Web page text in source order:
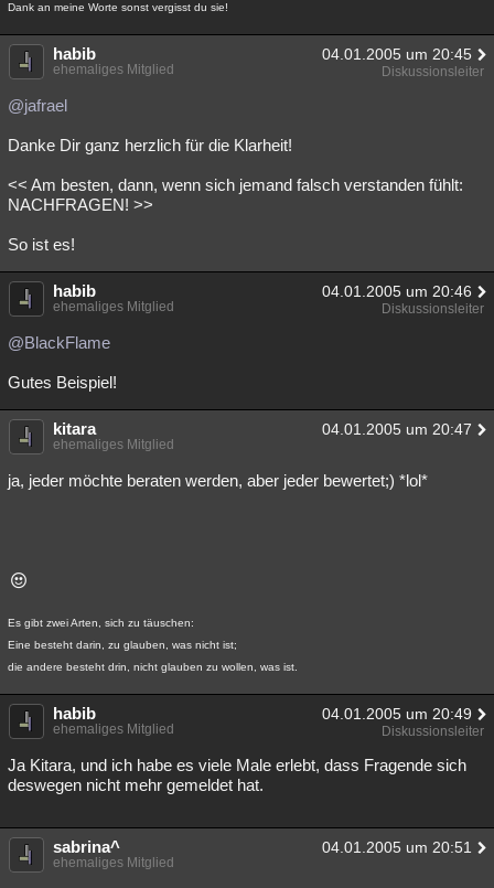
Dank an meine Worte sonst vergisst du sie!
habib 04.01.2005 um 20:45
ehemaliges Mitglied Diskussionsleiter
@jafrael
Danke Dir ganz herzlich für die Klarheit!
<< Am besten, dann, wenn sich jemand falsch verstanden fühlt:
NACHFRAGEN! >>
So ist es!
habib 04.01.2005 um 20:46
ehemaliges Mitglied Diskussionsleiter
@BlackFlame
Gutes Beispiel!
kitara 04.01.2005 um 20:47
ehemaliges Mitglied
ja, jeder möchte beraten werden, aber jeder bewertet;) *lol*
Es gibt zwei Arten, sich zu täuschen:
Eine besteht darin, zu glauben, was nicht ist;
die andere besteht drin, nicht glauben zu wollen, was ist.
habib 04.01.2005 um 20:49
ehemaliges Mitglied Diskussionsleiter
Ja Kitara, und ich habe es viele Male erlebt, dass Fragende sich
deswegen nicht mehr gemeldet hat.
sabrina^ 04.01.2005 um 20:51
ehemaliges Mitglied